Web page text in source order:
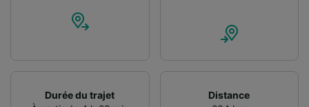
Durée du trajet
Distance